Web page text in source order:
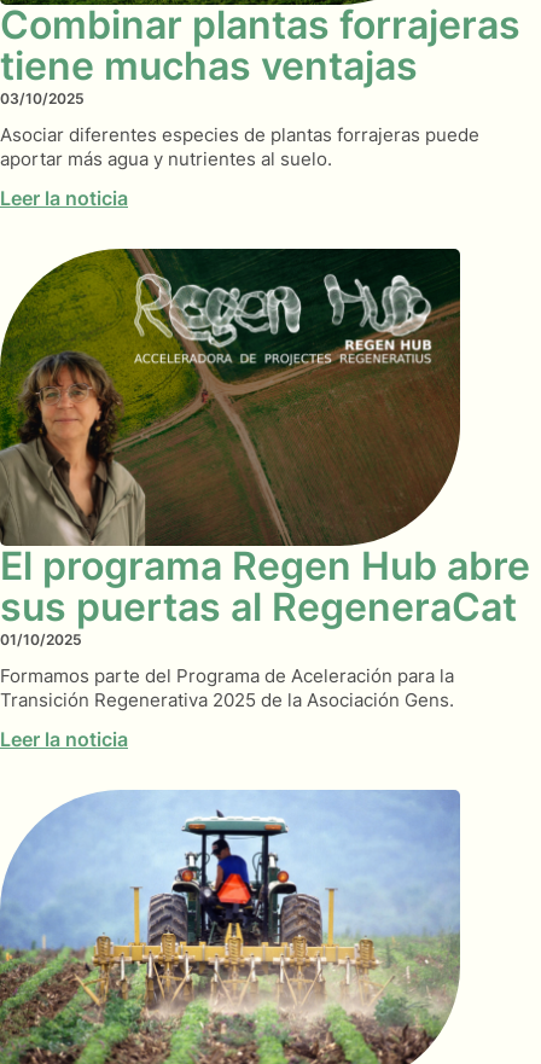
Combinar plantas forrajeras
tiene muchas ventajas
03/10/2025
Asociar diferentes especies de plantas forrajeras puede
aportar más agua y nutrientes al suelo.
Leer la noticia
El programa Regen Hub abre
sus puertas al RegeneraCat
01/10/2025
Formamos parte del Programa de Aceleración para la
Transición Regenerativa 2025 de la Asociación Gens.
Leer la noticia